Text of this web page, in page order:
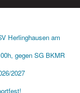
Herlinghausen am
gegen SG BKMR
2027